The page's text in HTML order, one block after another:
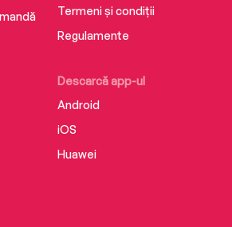
Descarcă app-ul
Android
iOS
Huawei
Termeni și condiții
Regulamente